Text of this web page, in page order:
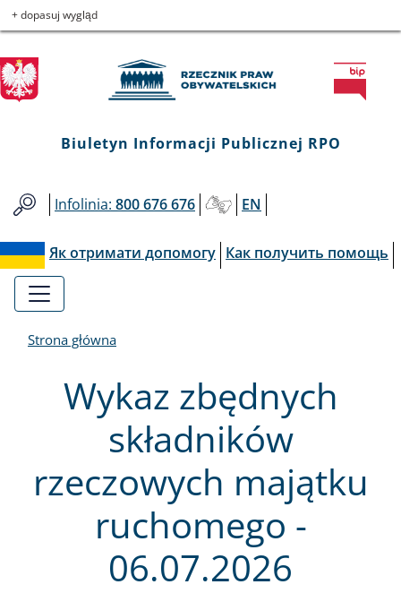
Przejdź
do
menu
głównego
Przejdź
do
treści
Przejdź
to
informacji
o
kontakcie
Przejdź
do
mapy
serwisu
Biuletyn
Informacji
Publicznej
RPO
+ dopasuj wygląd
Biuletyn Informacji Publicznej RPO
Infolinia: 800 676 676 EN
Як отримати допомогу Как получить помощь
Strona główna
Wykaz zbędnych
składników
rzeczowych majątku
ruchomego -
06.07.2026